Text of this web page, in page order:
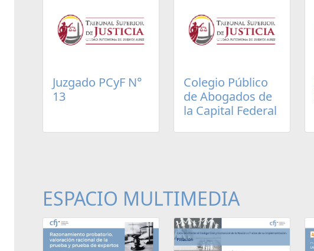
Juzgado PCyF N°
13
Colegio Público
de Abogados de
la Capital Federal
ESPACIO MULTIMEDIA